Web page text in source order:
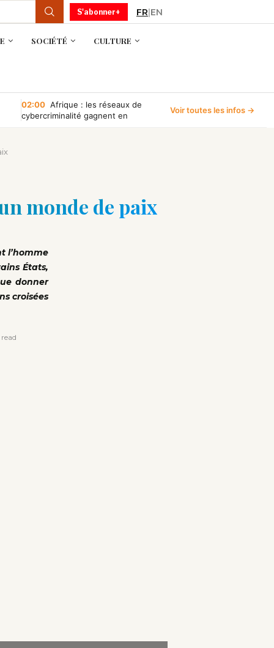
S'abonner+ FR|EN
SOCIÉTÉ CULTURE
02:00 Afrique : les réseaux de
cybercriminalité gagnent en
Voir toutes les infos →
monde de paix
l’homme
États,
donner
croisées